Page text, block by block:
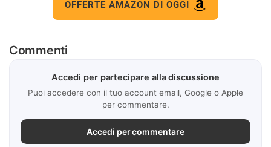
OFFERTE AMAZON DI OGGI
Commenti
Accedi per partecipare alla discussione
Puoi accedere con il tuo account email, Google o Apple
per commentare.
Accedi per commentare